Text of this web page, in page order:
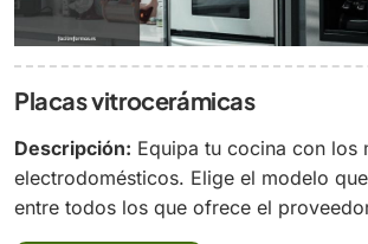
Placas vitrocerámicas
Descripción: Equipa tu cocina con los
electrodomésticos. Elige el modelo
entre todos los que ofrece el